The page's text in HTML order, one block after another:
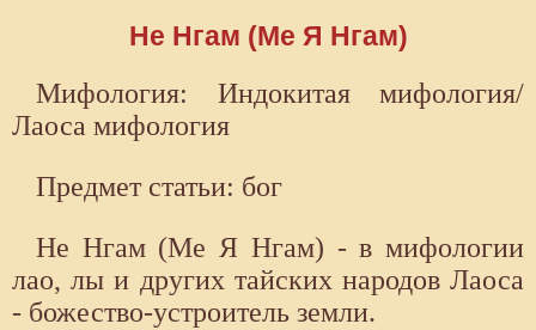
Не Нгам (Me Я Нгам)
Мифология: Индокитая мифология/
Лаоса мифология
Предмет статьи: бог
Не Нгам (Me Я Нгам) - в мифологии
лао, лы и других тайских народов Лаоса
- божество-устроитель земли.